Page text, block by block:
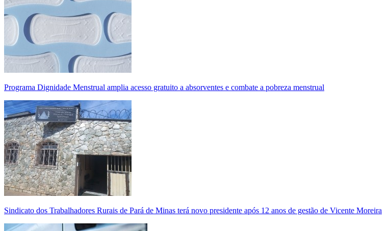
Programa Dignidade Menstrual amplia acesso gratuito a absorventes e combate a pobreza menstrual
Sindicato dos Trabalhadores Rurais de Pará de Minas terá novo presidente após 12 anos de gestão de Vicente Moreira